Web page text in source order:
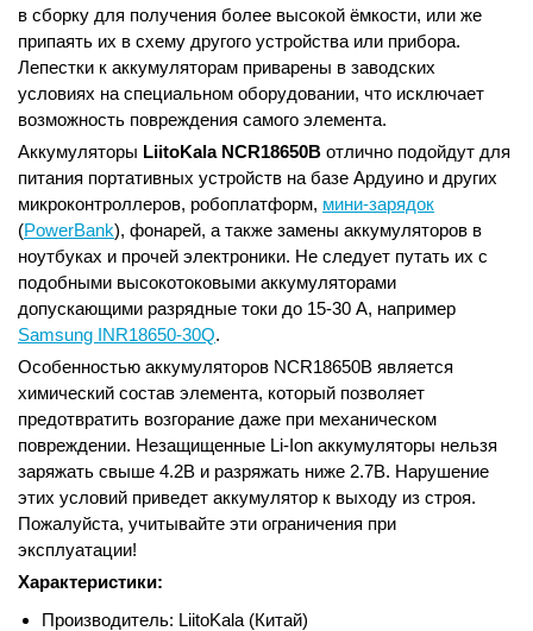
в сборку для получения более высокой ёмкости, или же
припаять их в схему другого устройства или прибора.
Лепестки к аккумуляторам приварены в заводских
условиях на специальном оборудовании, что исключает
возможность повреждения самого элемента.
Аккумуляторы LiitoKala NCR18650B отлично подойдут для
питания портативных устройств на базе Ардуино и других
микроконтроллеров, робоплатформ, мини-зарядок
(PowerBank), фонарей, а также замены аккумуляторов в
ноутбуках и прочей электроники. Не следует путать их с
подобными высокотоковыми аккумуляторами
допускающими разрядные токи до 15-30 А, например
Samsung INR18650-30Q.
Особенностью аккумуляторов NCR18650B является
химический состав элемента, который позволяет
предотвратить возгорание даже при механическом
повреждении. Незащищенные Li-Ion аккумуляторы нельзя
заряжать свыше 4.2В и разряжать ниже 2.7В. Нарушение
этих условий приведет аккумулятор к выходу из строя.
Пожалуйста, учитывайте эти ограничения при
эксплуатации!
Характеристики:
Производитель: LiitoKala (Китай)